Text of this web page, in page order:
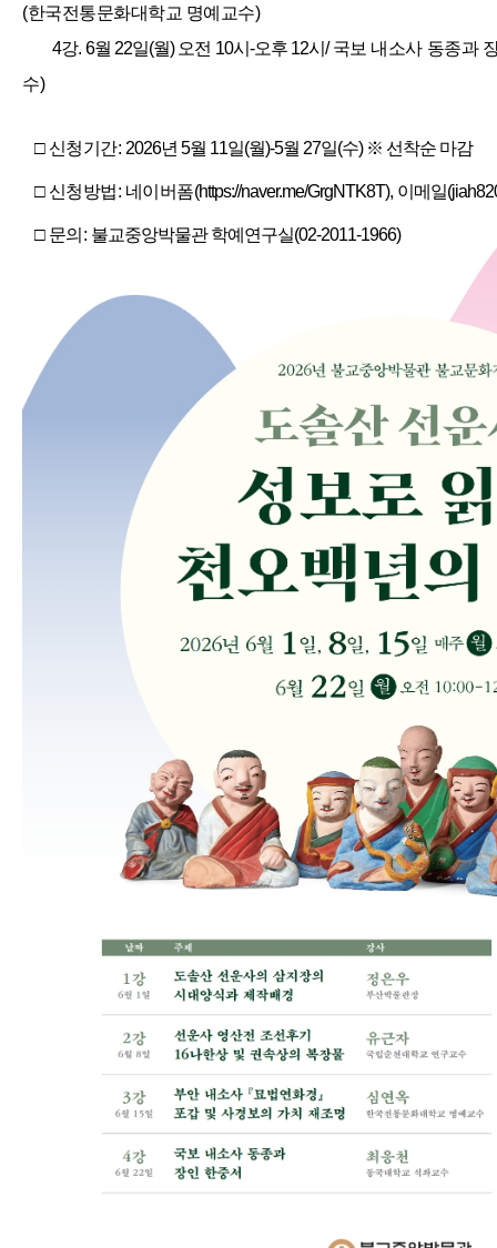
(한국전통문화대학교 명예교수)
4강. 6월 22일(월) 오전 10시-오후 12시/국보 내소사 동종과
수)
□ 신청기간: 2026년 5월 11일(월)-5월 27일(수) ※ 선착순 마감
□ 신청방법: 네이버폼(https://naver.me/GrgNTK8T), 이메일
□문의: 불교중앙박물관 학예연구실(02-2011-1966)